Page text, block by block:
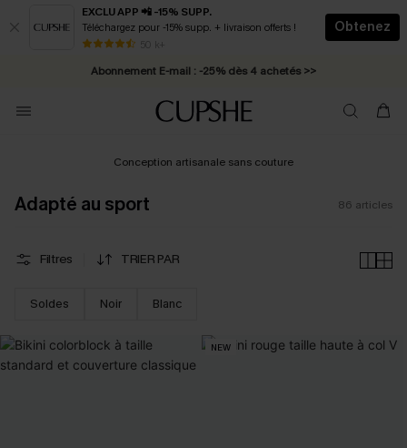
EXCLU APP 📲 -15% SUPP.
Téléchargez pour -15% supp. + livraison offerts !
50 k+
Obtenez
* Livraison éclair 2-3 jours ouvrés >>
Abonnement E-mail : -25% dès 4 achetés >>
Conception artisanale sans couture
Adapté au sport 86 articles
Filtres TRIER PAR
Soldes Noir Blanc
NEW